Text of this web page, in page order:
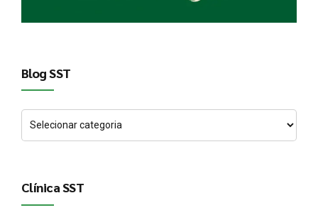
Blog SST
Clínica SST